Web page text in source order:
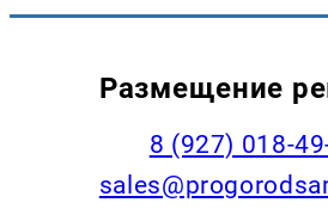
Размещение
8 (927) 018-